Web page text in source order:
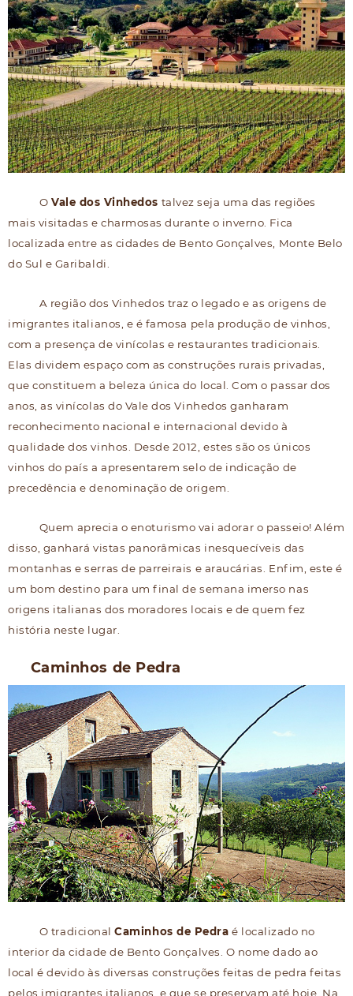
O Vale dos Vinhedos talvez seja uma das regiões
mais visitadas e charmosas durante o inverno. Fica
localizada entre as cidades de Bento Gonçalves, Monte Belo
do Sul e Garibaldi.
A região dos Vinhedos traz o legado e as origens de
imigrantes italianos, e é famosa pela produção de vinhos,
com a presença de vinícolas e restaurantes tradicionais.
Elas dividem espaço com as construções rurais privadas,
que constituem a beleza única do local. Com o passar dos
anos, as vinícolas do Vale dos Vinhedos ganharam
reconhecimento nacional e internacional devido à
qualidade dos vinhos. Desde 2012, estes são os únicos
vinhos do país a apresentarem selo de indicação de
precedência e denominação de origem.
Quem aprecia o enoturismo vai adorar o passeio! Além
disso, ganhará vistas panorâmicas inesquecíveis das
montanhas e serras de parreirais e araucárias. Enfim, este é
um bom destino para um final de semana imerso nas
origens italianas dos moradores locais e de quem fez
história neste lugar.
Caminhos de Pedra
O tradicionalCaminhos de Pedra é localizado no
interior da cidade de Bento Gonçalves. O nome dado ao
local é devido às diversas construções feitas de pedra feitas
pelos imigrantes italianos, e que se preservam até hoje. Na